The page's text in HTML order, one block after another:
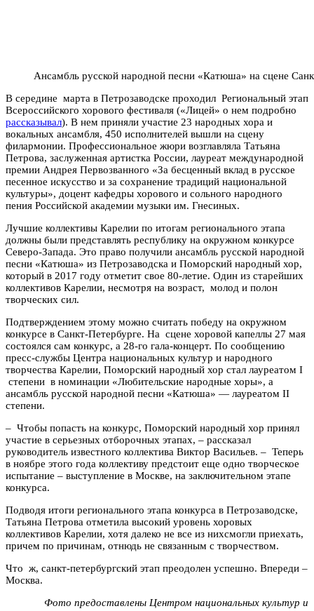
Ансамбль русской народной песни «Катюша» на сцене
В середине марта в Петрозаводске проходил Региональный этап
Всероссийского хорового фестиваля («Лицей» о нем подробно
рассказывал). В нем приняли участие 23 народных хора и
вокальных ансамбля, 450 исполнителей вышли на сцену
филармонии. Профессиональное жюри возглавляла Татьяна
Петрова, заслуженная артистка России, лауреат международной
премии Андрея Первозванного «За бесценный вклад в русское
песенное искусство и за сохранение традиций национальной
культуры», доцент кафедры хорового и сольного народного
пения Российской академии музыки им. Гнесиных.
Лучшие коллективы Карелии по итогам регионального этапа
должны были представлять республику на окружном конкурсе
Северо-Запада. Это право получили ансамбль русской народной
песни «Катюша» из Петрозаводска и Поморский народный хор,
который в 2017 году отметит свое 80-летие. Один из старейших
коллективов Карелии, несмотря на возраст, молод и полон
творческих сил.
Подтверждением этому можно считать победу на окружном
конкурсе в Санкт-Петербурге. На сцене хоровой капеллы 27 мая
состоялся сам конкурс, а 28-го гала-концерт. По сообщению
пресс-службы Центра национальных культур и народного
творчества Карелии, Поморский народный хор стал лауреатом I
степени в номинации «Любительские народные хоры», а
ансамбль русской народной песни «Катюша» — лауреатом II
степени.
– Чтобы попасть на конкурс, Поморский народный хор принял
участие в серьезных отборочных этапах, – рассказал
руководитель известного коллектива Виктор Васильев. – Теперь
в ноябре этого года коллективу предстоит еще одно творческое
испытание – выступление в Москве, на заключительном этапе
конкурса.
Подводя итоги регионального этапа конкурса в Петрозаводске,
Татьяна Петрова отметила высокий уровень хоровых
коллективов Карелии, хотя далеко не все из нихсмогли приехать,
причем по причинам, отнюдь не связанным с творчеством.
Что ж, санкт-петербургский этап преодолен успешно. Впереди –
Москва.
Фото предоставлены Центром национальных культур и